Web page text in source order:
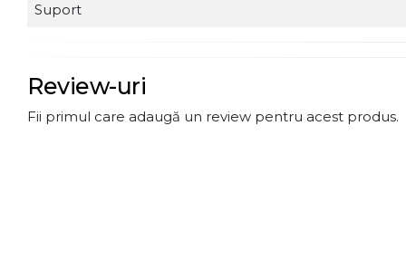
Suport
Review-uri
Fii primul care adaugă un review pentru acest produs.